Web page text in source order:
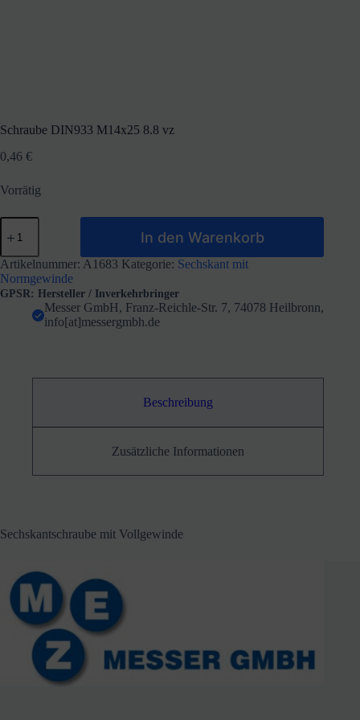
Schraube DIN933 M14x25 8.8 vz
0,46 €
Vorrätig
Schraube
DIN933
8.8
vz
Menge
In den Warenkorb
Artikelnummer: A1683 Kategorie: Sechskant mit
Normgewinde
GPSR: Hersteller / Inverkehrbringer
Messer GmbH, Franz-Reichle-Str. 7, 74078 Heilbronn,
info[at]messergmbh.de
Beschreibung
Zusätzliche Informationen
Sechskantschraube mit Vollgewinde